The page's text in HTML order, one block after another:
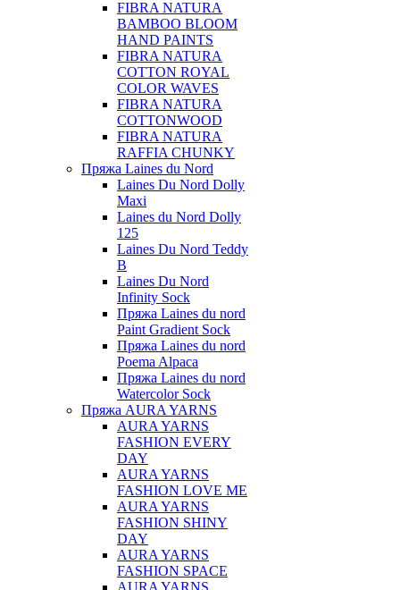
FIBRA NATURA
BAMBOO BLOOM
HAND PAINTS
FIBRA NATURA
COTTON ROYAL
COLOR WAVES
FIBRA NATURA
COTTONWOOD
FIBRA NATURA
RAFFIA CHUNKY
Пряжа Laines du Nord
Laines Du Nord Dolly
Maxi
Laines du Nord Dolly
125
Laines Du Nord Teddy
B
Laines Du Nord
Infinity Sock
Пряжа Laines du nord
Paint Gradient Sock
Пряжа Laines du nord
Poema Alpaca
Пряжа Laines du nord
Watercolor Sock
Пряжа AURA YARNS
AURA YARNS
FASHION EVERY
DAY
AURA YARNS
FASHION LOVE ME
AURA YARNS
FASHION SHINY
DAY
AURA YARNS
FASHION SPACE
AURA YARNS